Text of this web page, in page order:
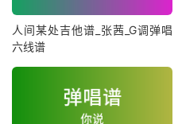
人间某处吉他谱_张茜_G调弹唱
六线谱